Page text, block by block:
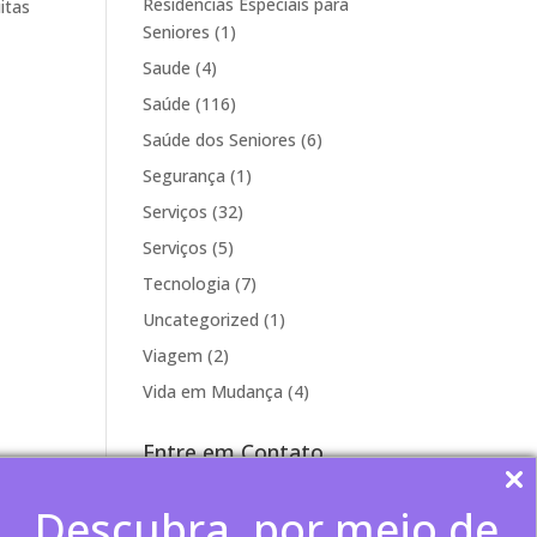
Seniores (1)
Saude (4)
Saúde (116)
Saúde dos Seniores (6)
Segurança (1)
Serviços (32)
Serviços (5)
Tecnologia (7)
Uncategorized (1)
Viagem (2)
Vida em Mudança (4)
Entre em Contato
>(11) 3801-2411